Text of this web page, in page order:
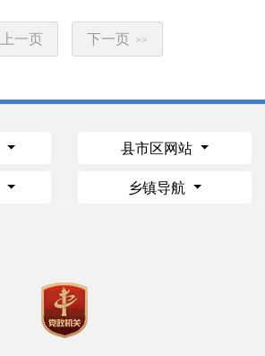
上一页 下一页 >>
县市区网站
乡镇导航